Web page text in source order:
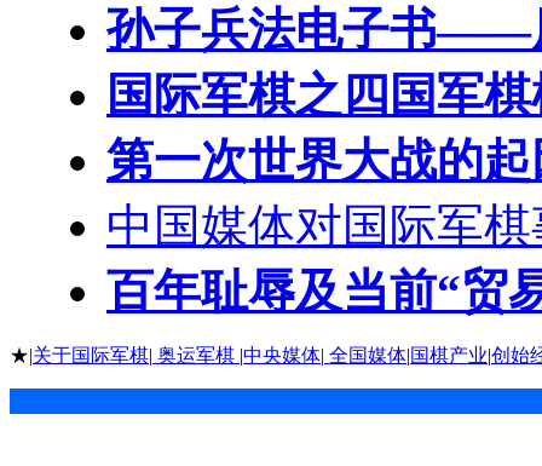
孙子兵法电子书——
国际军棋之四国军
第一次世界大战的
中国媒体对国际军
百年耻辱及当前“贸
★|关于国际军棋| 奥运军棋 |中央媒体| 全国媒体|国棋产业|创始